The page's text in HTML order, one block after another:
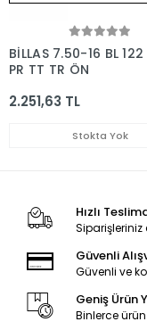
BİLLAS 7.50-16 BL
PR TT TR ÖN
2.251,63 TL
Stokta Yok
Hızlı
Siparişleriniz
Güvenli
Güvenli ve
Geniş Ürün
Binlerce